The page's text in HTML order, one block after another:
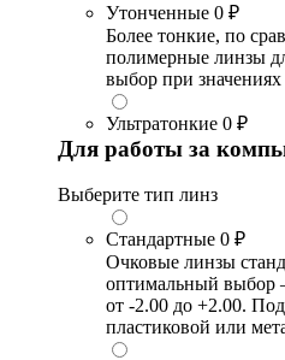
Утонченные 0 ₽
Более тонкие, по
полимерные линзы
выбор при
Ультратонкие 0 ₽
Для работы за
Выберите тип линз
Стандартные 0 ₽
Очковые линзы
оптимальный выбор
от -2.00 до +2.00.
пластиковой или